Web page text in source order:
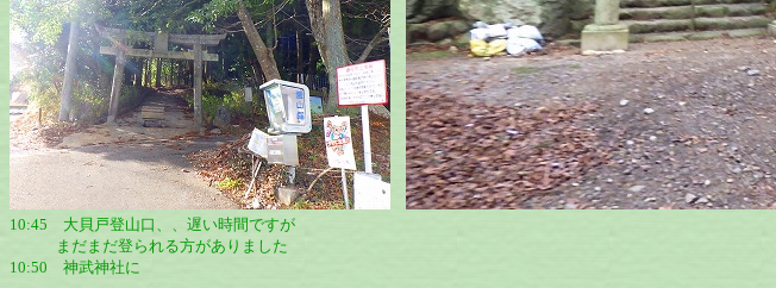
10:45 大貝戸登山口、、遅い時間ですが
まだまだ登られる方がありました
10:50 神武神社に